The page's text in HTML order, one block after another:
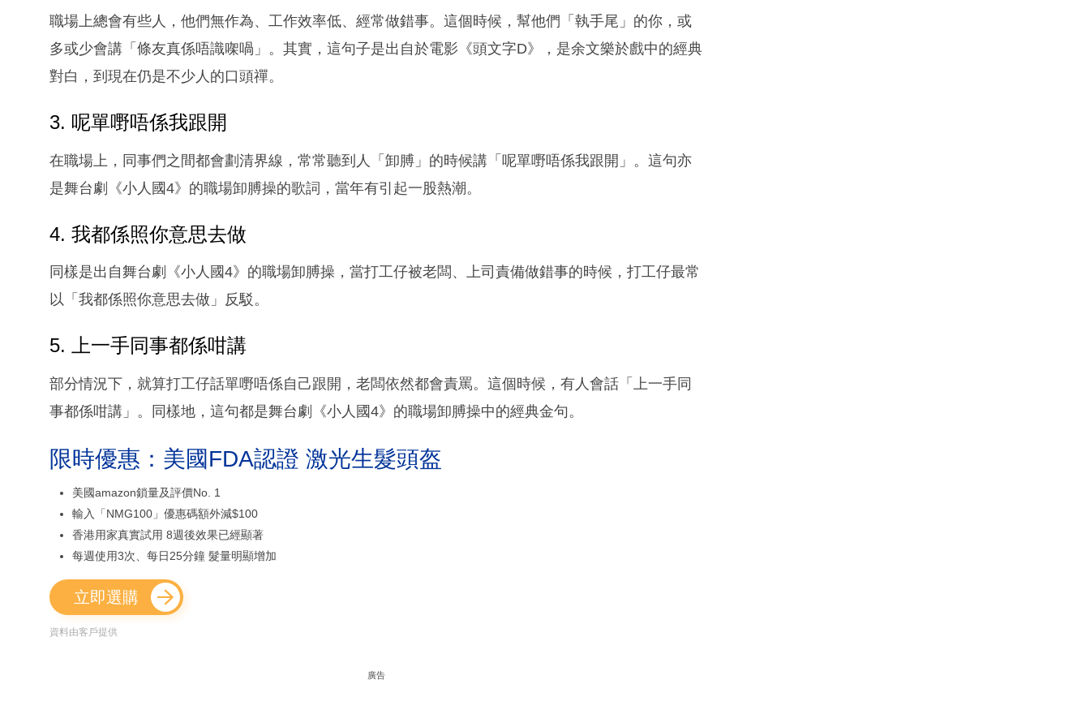
職場上總會有些人，他們無作為、工作效率低、經常做錯事。這個時候，幫他們「執手尾」的你，或
多或少會講「條友真係唔識㗎喎」。其實，這句子是出自於電影《頭文字D》，是余文樂於戲中的經典
對白，到現在仍是不少人的口頭禪。
3. 呢單嘢唔係我跟開
在職場上，同事們之間都會劃清界線，常常聽到人「卸膊」的時候講「呢單嘢唔係我跟開」。這句亦
是舞台劇《小人國4》的職場卸膊操的歌詞，當年有引起一股熱潮。
4. 我都係照你意思去做
同樣是出自舞台劇《小人國4》的職場卸膊操，當打工仔被老闆、上司責備做錯事的時候，打工仔最常
以「我都係照你意思去做」反駁。
5. 上一手同事都係咁講
部分情況下，就算打工仔話單嘢唔係自己跟開，老闆依然都會責罵。這個時候，有人會話「上一手同
事都係咁講」。同樣地，這句都是舞台劇《小人國4》的職場卸膊操中的經典金句。
限時優惠：美國FDA認證 激光生髮頭盔
美國amazon鎖量及評價No. 1
輸入「NMG100」優惠碼額外減$100
香港用家真實試用 8週後效果已經顯著
每週使用3次、每日25分鐘 髮量明顯增加
立即選購
資料由客戶提供
廣告